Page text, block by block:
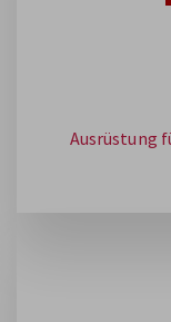
Ausrüstung